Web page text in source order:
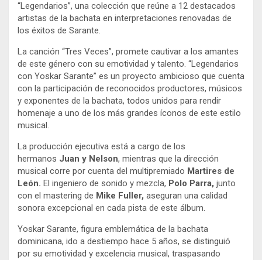
“Legendarios”, una colección que reúne a 12 destacados
artistas de la bachata en interpretaciones renovadas de
los éxitos de Sarante.
La canción “Tres Veces”, promete cautivar a los amantes
de este género con su emotividad y talento. “Legendarios
con Yoskar Sarante” es un proyecto ambicioso que cuenta
con la participación de reconocidos productores, músicos
y exponentes de la bachata, todos unidos para rendir
homenaje a uno de los más grandes íconos de este estilo
musical.
La producción ejecutiva está a cargo de los
hermanos Juan y Nelson, mientras que la dirección
musical corre por cuenta del multipremiado Martires de
León. El ingeniero de sonido y mezcla, Polo Parra, junto
con el mastering de Mike Fuller, aseguran una calidad
sonora excepcional en cada pista de este álbum.
Yoskar Sarante, figura emblemática de la bachata
dominicana, ido a destiempo hace 5 años, se distinguió
por su emotividad y excelencia musical, traspasando